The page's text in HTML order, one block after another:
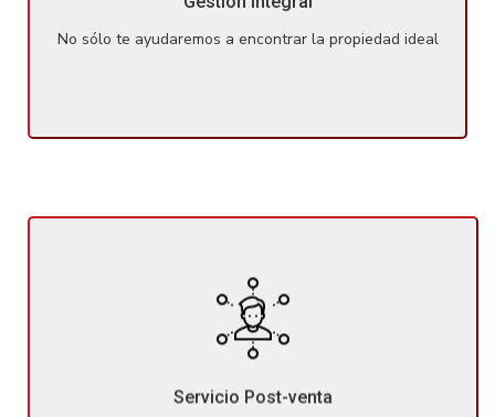
No sólo te ayudaremos a encontrar la propiedad ideal
siempre por la correcta gestión de todos los trámites.
Servicio Post-venta
Nuestro equipo de profesionales multidisciplinar, marca la
seguiremos tratándole con el mismo mimo en cualquier